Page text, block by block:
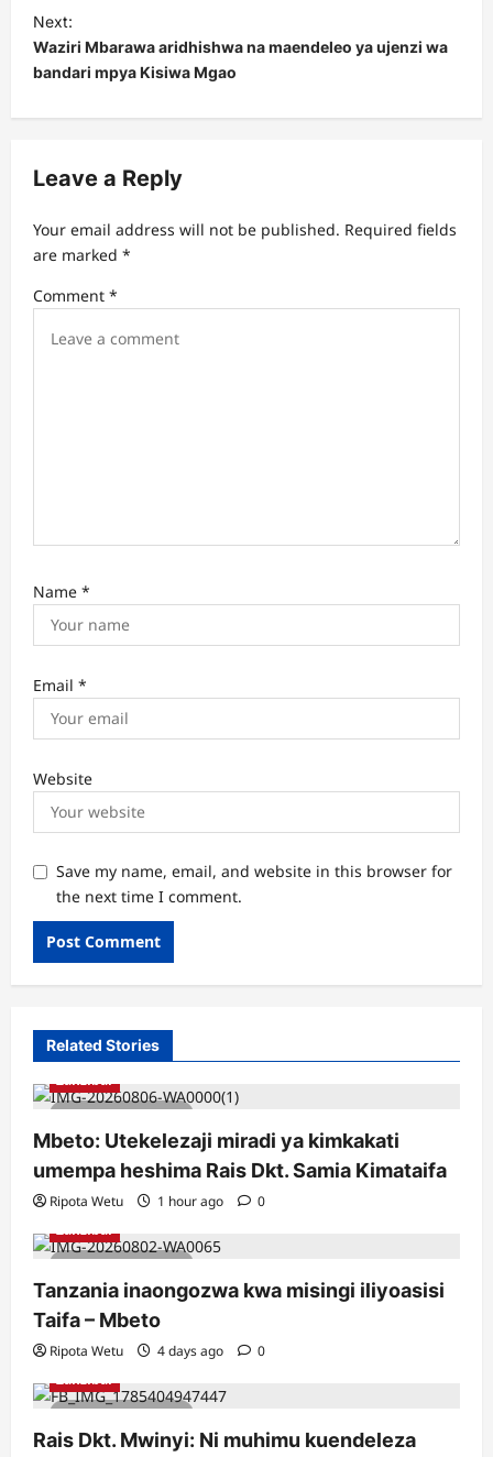
s
t
n
a
i
a
i
Next:
Waziri Mbarawa aridhishwa na maendeleo ya ujenzi wa
bandari mpya Kisiwa Mgao
Leave a Reply
Your email address will not be published. Required fields
are marked *
Comment *
Name *
Email *
Website
Save my name, email, and website in this browser for
the next time I comment.
Related Stories
2 minutes read
Zanzibar
Mbeto: Utekelezaji miradi ya kimkakati
umempa heshima Rais Dkt. Samia Kimataifa
Ripota Wetu 1 hour ago 0
2 minutes read
Zanzibar
Tanzania inaongozwa kwa misingi iliyoasisi
Taifa – Mbeto
Ripota Wetu 4 days ago 0
2 minutes read
Zanzibar
Rais Dkt. Mwinyi: Ni muhimu kuendeleza